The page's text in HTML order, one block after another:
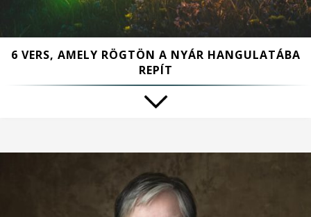
6 VERS, AMELY RÖGTÖN A NYÁR HANGULATÁBA
REPÍT